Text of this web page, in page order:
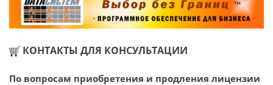
КОНТАКТЫ ДЛЯ КОНСУЛЬТАЦИИ
По вопросам приобретения и продления лицензии